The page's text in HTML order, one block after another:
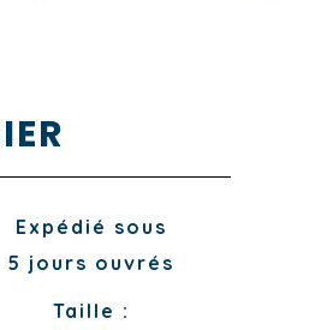
Expédié sous
5 jours ouvrés
Taille :